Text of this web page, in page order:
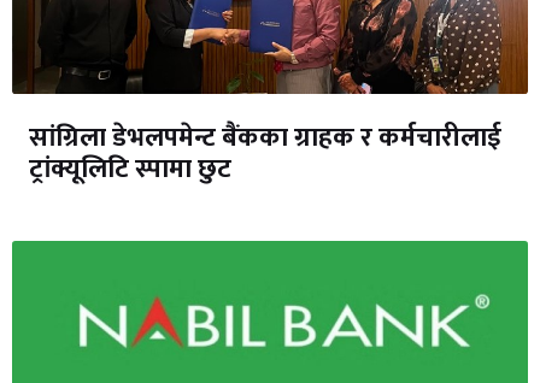
सांग्रिला डेभलपमेन्ट बैंकका ग्राहक र कर्मचारीलाई
ट्रांक्यूलिटि स्पामा छुट